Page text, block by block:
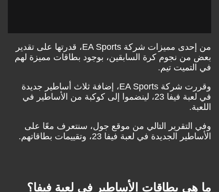
من إحدى مميزات شركة EA Sports، قدرتها على تقدير
نجوم كرة السابقين، بوجود بطاقات مميزة لهم
تيم.
وقررت شركة EA Sports، إضافة ثلاث أساطير جديدة
في لعبة فيفا 23، لينضموا إلى كوكبة من الأساطير في
التالي من موقع جول، سنتعرف معًا على
الجديدة في لعبة فيفا 23، وتقييمات بطاقاتهم.
بطاقات الأساطير في لعبة فيفا؟